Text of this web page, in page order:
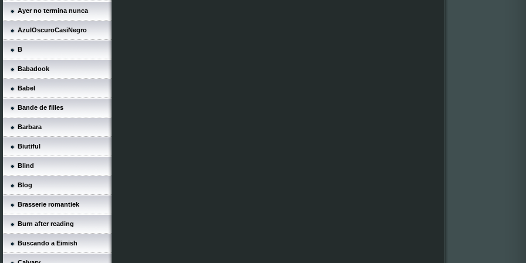
Ayer no termina nunca
AzulOscuroCasiNegro
B
Babadook
Babel
Bande de filles
Barbara
Biutiful
Blind
Blog
Brasserie romantiek
Burn after reading
Buscando a Eimish